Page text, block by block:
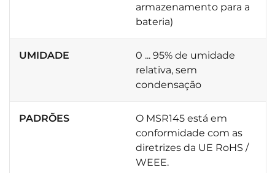
armazenamento para a
bateria)
UMIDADE
0 ... 95% de umidade
relativa, sem
condensação
PADRÕES
O MSR145 está em
conformidade com as
diretrizes da UE RoHS /
WEEE.